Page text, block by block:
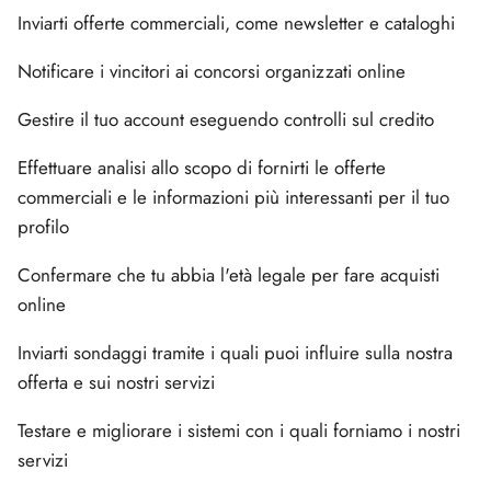
Inviarti offerte commerciali, come newsletter e cataloghi
Notificare i vincitori ai concorsi organizzati online
Gestire il tuo account eseguendo controlli sul credito
Effettuare analisi allo scopo di fornirti le offerte
commerciali e le informazioni più interessanti per il tuo
profilo
Confermare che tu abbia l'età legale per fare acquisti
online
Inviarti sondaggi tramite i quali puoi influire sulla nostra
offerta e sui nostri servizi
Testare e migliorare i sistemi con i quali forniamo i nostri
servizi